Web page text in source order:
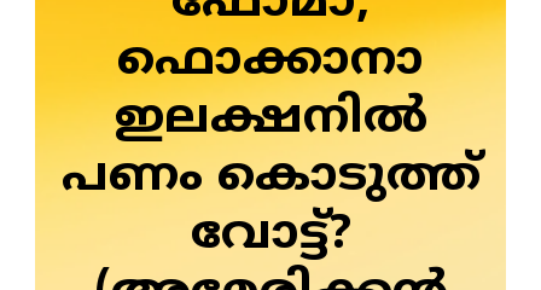
ഫൊക്കാനാ
ഇലക്ഷനിൽ
പണം കൊടുത്ത്
വോട്ട്?